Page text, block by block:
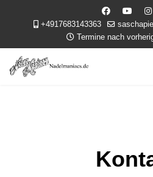
+4917683143363
Termine nach